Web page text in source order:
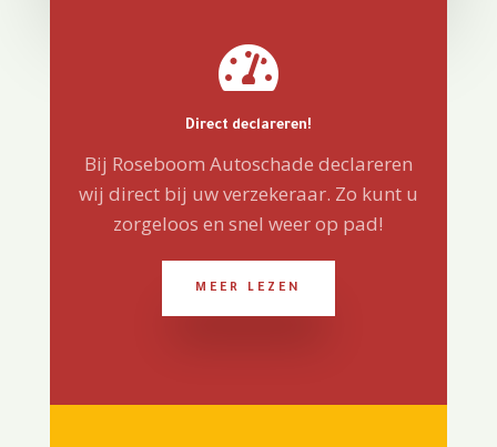

Direct declareren!
Bij Roseboom Autoschade declareren
wij direct bij uw verzekeraar. Zo kunt u
zorgeloos en snel weer op pad!
MEER LEZEN